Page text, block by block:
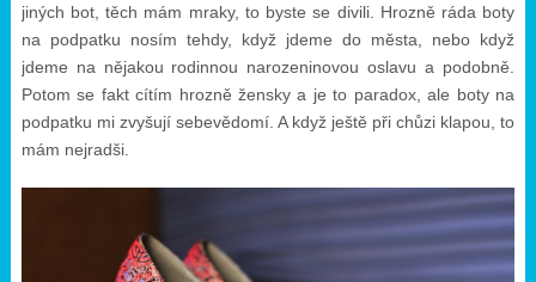
jiných bot, těch mám mraky, to byste se divili. Hrozně ráda boty
na podpatku nosím tehdy, když jdeme do města, nebo když
jdeme na nějakou rodinnou narozeninovou oslavu a podobně.
Potom se fakt cítím hrozně žensky a je to paradox, ale boty na
podpatku mi zvyšují sebevědomí. A když ještě při chůzi klapou, to
mám nejradši.